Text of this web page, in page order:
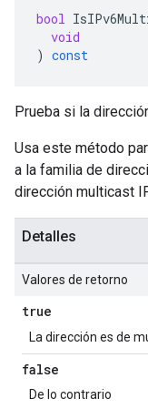
bool
void
) const
Prueba si la
Usa este método
a la familia de
dirección multicast
Detalles
Valores de retorno
true
La dirección es de
false
De lo contrario